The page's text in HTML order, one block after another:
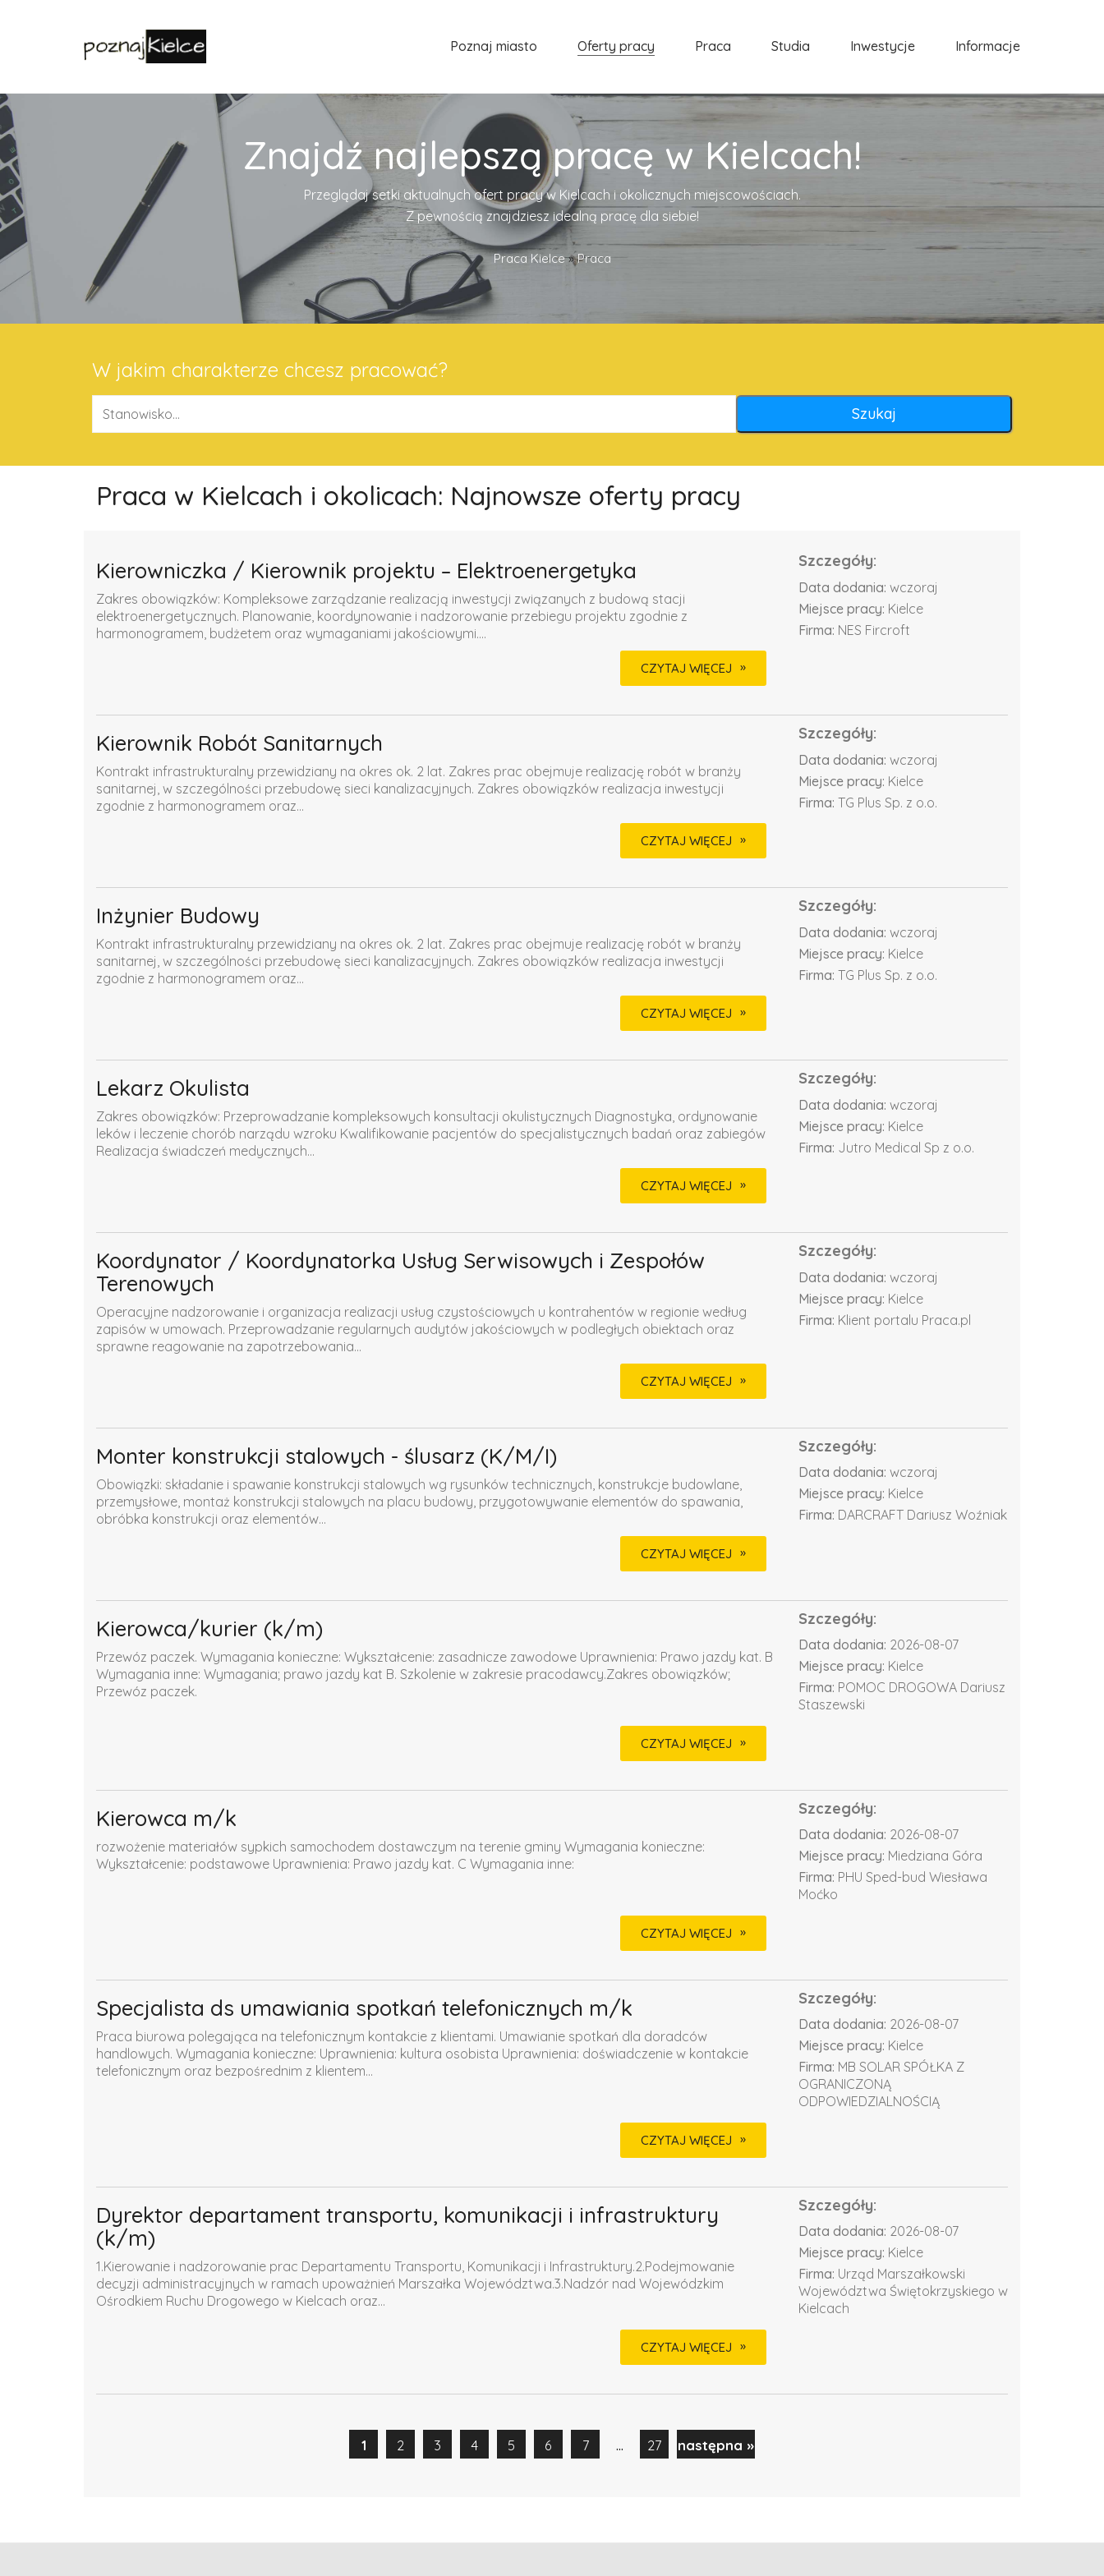
Poznaj miasto Oferty pracy Praca Studia Inwestycje Informacje
Znajdź najlepszą pracę w Kielcach!
Przeglądaj setki aktualnych ofert pracy w Kielcach i okolicznych miejscowościach.
Z pewnością znajdziesz idealną pracę dla siebie!
Praca Kielce»Praca
W jakim charakterze chcesz pracować?
Praca w Kielcach i okolicach: Najnowsze oferty pracy
Kierowniczka / Kierownik projektu – Elektroenergetyka
Zakres obowiązków: Kompleksowe zarządzanie realizacją inwestycji związanych z budową stacji
elektroenergetycznych. Planowanie, koordynowanie i nadzorowanie przebiegu projektu zgodnie z
harmonogramem, budżetem oraz wymaganiami jakościowymi....
Szczegóły:
Data dodania: wczoraj
Miejsce pracy: Kielce
Firma: NES Fircroft
CZYTAJ WIĘCEJ
Kierownik Robót Sanitarnych
Kontrakt infrastrukturalny przewidziany na okres ok. 2 lat. Zakres prac obejmuje realizację robót w branży
sanitarnej, w szczególności przebudowę sieci kanalizacyjnych. Zakres obowiązków realizacja inwestycji
zgodnie z harmonogramem oraz...
Szczegóły:
Data dodania: wczoraj
Miejsce pracy: Kielce
Firma: TG Plus Sp. z o.o.
CZYTAJ WIĘCEJ
Inżynier Budowy
Kontrakt infrastrukturalny przewidziany na okres ok. 2 lat. Zakres prac obejmuje realizację robót w branży
sanitarnej, w szczególności przebudowę sieci kanalizacyjnych. Zakres obowiązków realizacja inwestycji
zgodnie z harmonogramem oraz...
Szczegóły:
Data dodania: wczoraj
Miejsce pracy: Kielce
Firma: TG Plus Sp. z o.o.
CZYTAJ WIĘCEJ
Lekarz Okulista
Zakres obowiązków: Przeprowadzanie kompleksowych konsultacji okulistycznych Diagnostyka, ordynowanie
leków i leczenie chorób narządu wzroku Kwalifikowanie pacjentów do specjalistycznych badań oraz zabiegów
Realizacja świadczeń medycznych...
Szczegóły:
Data dodania: wczoraj
Miejsce pracy: Kielce
Firma: Jutro Medical Sp z o.o.
CZYTAJ WIĘCEJ
Koordynator / Koordynatorka Usług Serwisowych i Zespołów
Terenowych
Operacyjne nadzorowanie i organizacja realizacji usług czystościowych u kontrahentów w regionie według
zapisów w umowach. Przeprowadzanie regularnych audytów jakościowych w podległych obiektach oraz
sprawne reagowanie na zapotrzebowania...
Szczegóły:
Data dodania: wczoraj
Miejsce pracy: Kielce
Firma: Klient portalu Praca.pl
CZYTAJ WIĘCEJ
Monter konstrukcji stalowych - ślusarz (K/M/I)
Obowiązki: składanie i spawanie konstrukcji stalowych wg rysunków technicznych, konstrukcje budowlane,
przemysłowe, montaż konstrukcji stalowych na placu budowy, przygotowywanie elementów do spawania,
obróbka konstrukcji oraz elementów...
Szczegóły:
Data dodania: wczoraj
Miejsce pracy: Kielce
Firma: DARCRAFT Dariusz Woźniak
CZYTAJ WIĘCEJ
Kierowca/kurier (k/m)
Przewóz paczek. Wymagania konieczne: Wykształcenie: zasadnicze zawodowe Uprawnienia: Prawo jazdy kat. B
Wymagania inne: Wymagania; prawo jazdy kat B. Szkolenie w zakresie pracodawcy.Zakres obowiązków;
Przewóz paczek.
Szczegóły:
Data dodania: 2026-08-07
Miejsce pracy: Kielce
Firma: POMOC DROGOWA Dariusz
Staszewski
CZYTAJ WIĘCEJ
Kierowca m/k
rozwożenie materiałów sypkich samochodem dostawczym na terenie gminy Wymagania konieczne:
Wykształcenie: podstawowe Uprawnienia: Prawo jazdy kat. C Wymagania inne:
Szczegóły:
Data dodania: 2026-08-07
Miejsce pracy: Miedziana Góra
Firma: PHU Sped-bud Wiesława
Moćko
CZYTAJ WIĘCEJ
Specjalista ds umawiania spotkań telefonicznych m/k
Praca biurowa polegająca na telefonicznym kontakcie z klientami. Umawianie spotkań dla doradców
handlowych. Wymagania konieczne: Uprawnienia: kultura osobista Uprawnienia: doświadczenie w kontakcie
telefonicznym oraz bezpośrednim z klientem...
Szczegóły:
Data dodania: 2026-08-07
Miejsce pracy: Kielce
Firma: MB SOLAR SPÓŁKA Z
OGRANICZONĄ
ODPOWIEDZIALNOŚCIĄ
CZYTAJ WIĘCEJ
Dyrektor departament transportu, komunikacji i infrastruktury
(k/m)
1.Kierowanie i nadzorowanie prac Departamentu Transportu, Komunikacji i Infrastruktury.2.Podejmowanie
decyzji administracyjnych w ramach upoważnień Marszałka Województwa.3.Nadzór nad Wojewódzkim
Ośrodkiem Ruchu Drogowego w Kielcach oraz...
Szczegóły:
Data dodania: 2026-08-07
Miejsce pracy: Kielce
Firma: Urząd Marszałkowski
Województwa Świętokrzyskiego w
Kielcach
CZYTAJ WIĘCEJ
1 2 3 4 5 6 7 ... 27 następna »